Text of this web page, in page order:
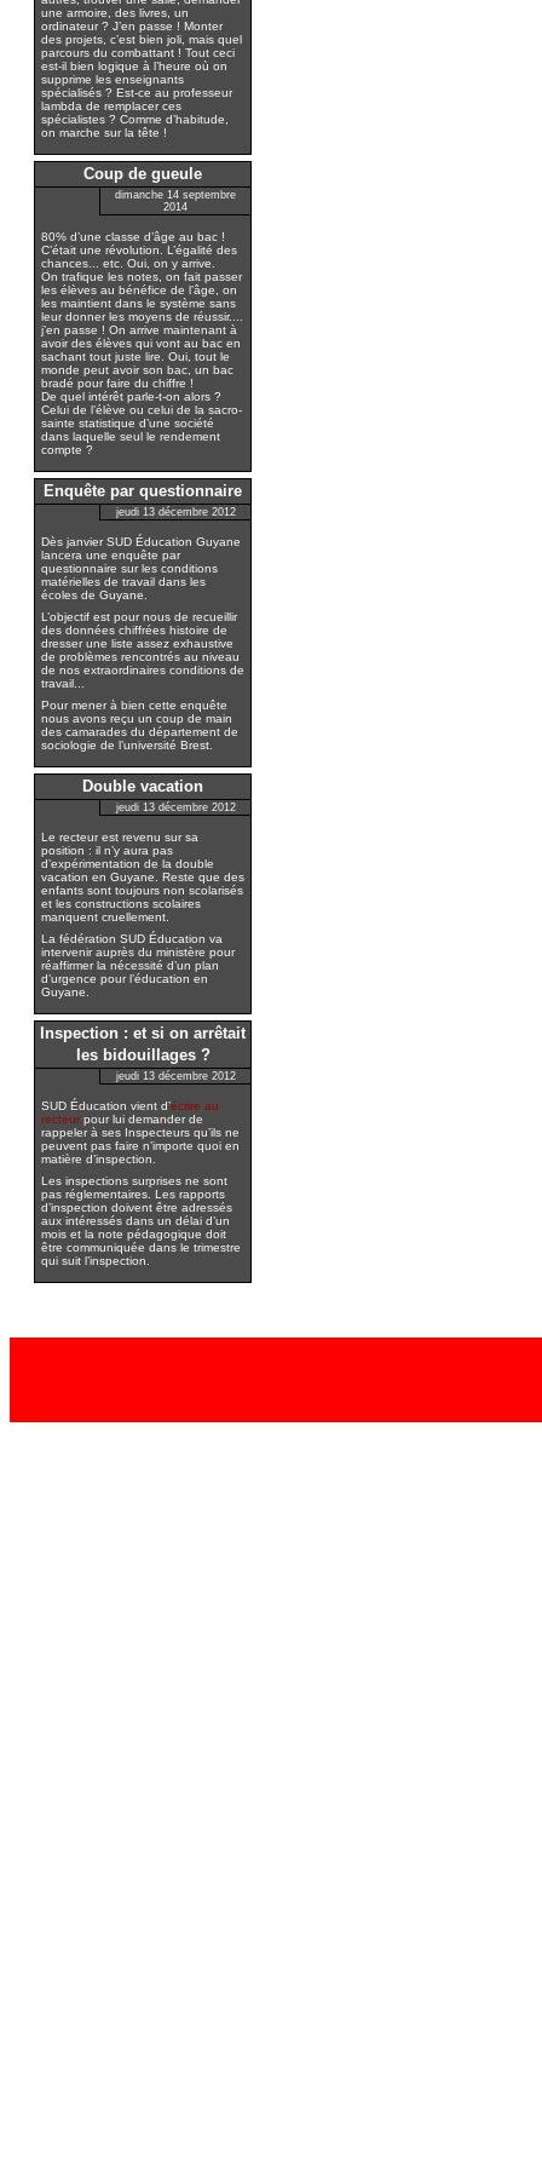
une armoire, des livres, un
ordinateur ? J’en passe ! Monter
des projets, c’est bien joli, mais quel
parcours du combattant ! Tout ceci
est-il bien logique à l’heure où on
supprime les enseignants
spécialisés ? Est-ce au professeur
lambda de remplacer ces
spécialistes ? Comme d’habitude,
on marche sur la tête !
Coup de gueule
dimanche 14 septembre
2014
80% d’une classe d’âge au bac !
C’était une révolution. L’égalité des
chances... etc. Oui, on y arrive.
On trafique les notes, on fait passer
les élèves au bénéfice de l’âge, on
les maintient dans le système sans
leur donner les moyens de réussir....
j’en passe ! On arrive maintenant à
avoir des élèves qui vont au bac en
sachant tout juste lire. Oui, tout le
monde peut avoir son bac, un bac
bradé pour faire du chiffre !
De quel intérêt parle-t-on alors ?
Celui de l’élève ou celui de la sacro-
sainte statistique d’une société
dans laquelle seul le rendement
compte ?
Enquête par questionnaire
jeudi 13 décembre 2012
Dès janvier SUD Éducation Guyane
lancera une enquête par
questionnaire sur les conditions
matérielles de travail dans les
écoles de Guyane.
L’objectif est pour nous de recueillir
des données chiffrées histoire de
dresser une liste assez exhaustive
de problèmes rencontrés au niveau
de nos extraordinaires conditions de
travail...
Pour mener à bien cette enquête
nous avons reçu un coup de main
des camarades du département de
sociologie de l’université Brest.
Double vacation
jeudi 13 décembre 2012
Le recteur est revenu sur sa
position : il n’y aura pas
d’expérimentation de la double
vacation en Guyane. Reste que des
enfants sont toujours non scolarisés
et les constructions scolaires
manquent cruellement.
La fédération SUD Éducation va
intervenir auprès du ministère pour
réaffirmer la nécessité d’un plan
d’urgence pour l’éducation en
Guyane.
Inspection : et si on arrêtait
les bidouillages ?
jeudi 13 décembre 2012
SUD Éducation vient d’écrire au
recteur pour lui demander de
rappeler à ses Inspecteurs qu’ils ne
peuvent pas faire n’importe quoi en
matière d’inspection.
Les inspections surprises ne sont
pas réglementaires. Les rapports
d’inspection doivent être adressés
aux intéressés dans un délai d’un
mois et la note pédagogique doit
être communiquée dans le trimestre
qui suit l’inspection.